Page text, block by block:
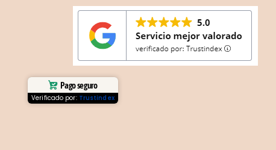
Pago seguro
Verificado por: Trustindex